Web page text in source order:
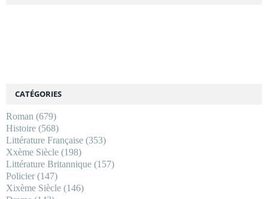
CATÉGORIES
Roman (679)
Histoire (568)
Littérature Française (353)
Xxème Siècle (198)
Littérature Britannique (157)
Policier(147)
Xixème Siècle (146)